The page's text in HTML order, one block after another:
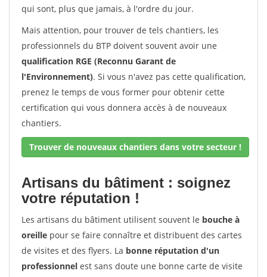
qui sont, plus que jamais, à l'ordre du jour.
Mais attention, pour trouver de tels chantiers, les
professionnels du BTP doivent souvent avoir une
qualification RGE (Reconnu Garant de
l'Environnement). Si vous n'avez pas cette qualification,
prenez le temps de vous former pour obtenir cette
certification qui vous donnera accès à de nouveaux
chantiers.
Trouver de nouveaux chantiers dans votre secteur !
Artisans du bâtiment : soignez
votre réputation !
Les artisans du bâtiment utilisent souvent le bouche à
oreille pour se faire connaître et distribuent des cartes
de visites et des flyers. La bonne réputation d'un
professionnel est sans doute une bonne carte de visite